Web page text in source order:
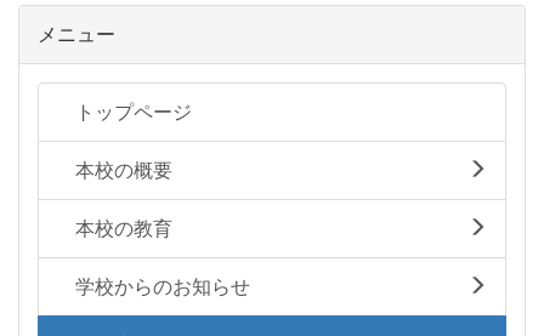
メニュー
トップページ
本校の概要
本校の教育
学校からのお知らせ